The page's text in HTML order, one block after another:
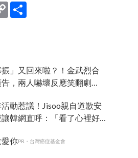
Copy
Link
振」又回來啦？！金武烈合
，兩人嚇壞反應笑翻劇
動惹議！Jisoo親自道歉安
韓網直呼：「看了心裡好
你PR・台灣癌症基金會